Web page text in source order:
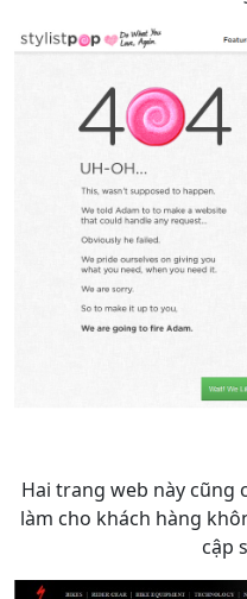
Hai trang web này cũng
làm cho khách hàng
cập